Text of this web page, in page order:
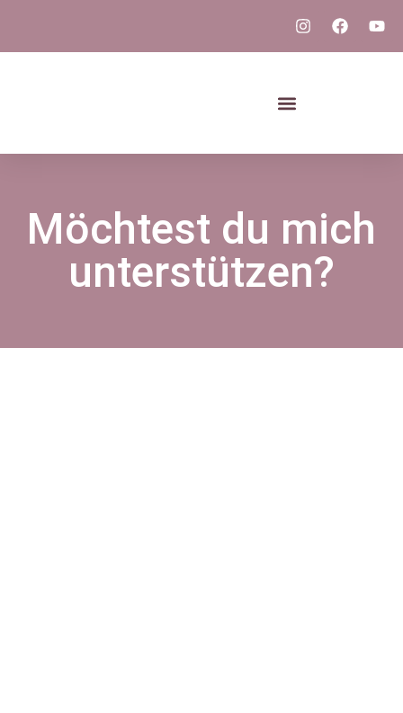
Möchtest du mich
unterstützen?